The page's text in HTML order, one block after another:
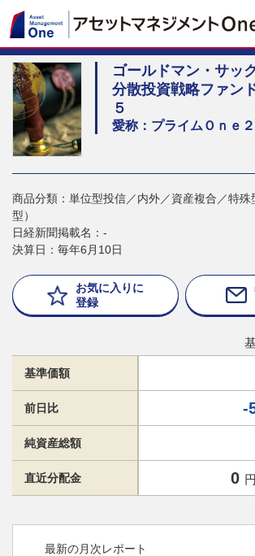
ゴールドマン・サッ
分散投資戦略ファン
５
愛称：プライムＯｎｅ
商品分類：単位型投信／内外／資産複合／特殊
型）
日経新聞掲載名：-
決算日：毎年6月10日
お気に入りに
登録
基準価額
前日比 -
純資産総額
直近分配金 0
最新の月次レポート